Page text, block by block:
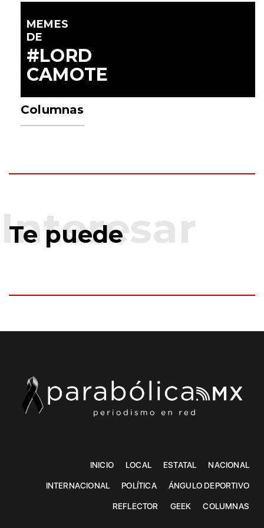
MEMES
DE
#LORD
CAMOTE
Columnas
Te puede
INICIO LOCAL ESTATAL NACIONAL
INTERNACIONAL POLÍTICA ÁNGULO DEPORTIVO
REFLECTOR GEEK COLUMNAS